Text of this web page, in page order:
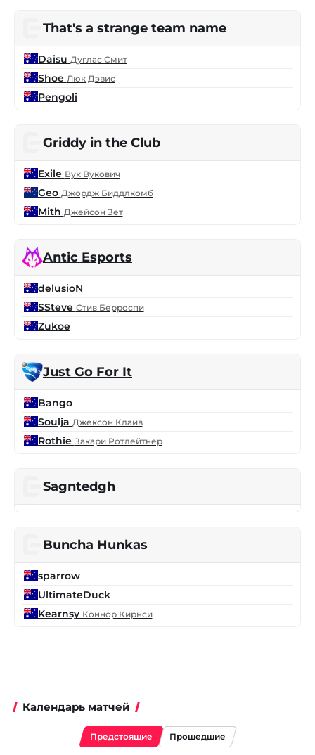
That's a strange team name
Daisu Дуглас Смит
Shoe Люк Дэвис
Pengoli
Griddy in the Club
Exile Вук Вукович
Geo Джордж Биддлкомб
Mith Джейсон Зет
Antic Esports
delusioN
SSteve Стив Берроспи
Zukoe
Just Go For It
Bango
Soulja Джексон Клайв
Rothie Закари Ротлейтнер
Sagntedgh
Buncha Hunkas
sparrow
UltimateDuck
Kearnsy Коннор Кирнси
Календарь матчей
Предстоящие Прошедшие